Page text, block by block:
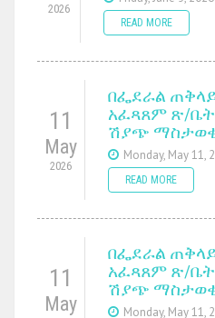
2026
READ MORE
11
May
2026
በፌደራል
አፈጻጸም ጽ/
ሽያጭ
Monday, May 11,
READ MORE
11
May
በፌደራል
አፈጻጸም ጽ/
ሽያጭ
Monday, May 11,